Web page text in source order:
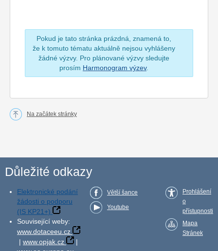
Pokud je tato stránka prázdná, znamená to,
že k tomuto tématu aktuálně nejsou vyhlášeny
žádné výzvy. Pro plánované výzvy sledujte
prosím Harmonogram výzev.
Na začátek stránky
Důležité odkazy
Elektronické podání
žádosti o podporu
(IS KP21+)
Související weby:
www.dotaceeu.cz
| www.opjak.cz
|
Větší šance
Youtube
Prohlášení
o
přístupnosti
Mapa
Stránek